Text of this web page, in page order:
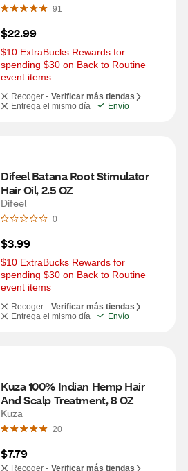
91
$22.99
$10 ExtraBucks Rewards for
spending $30 on Back to Routine
event items
Recoger - Verificar más tiendas
Entrega el mismo día
Envío
Difeel Batana Root Stimulator
Hair Oil, 2.5 OZ
Difeel
0
$3.99
$10 ExtraBucks Rewards for
spending $30 on Back to Routine
event items
Recoger - Verificar más tiendas
Entrega el mismo día
Envío
Kuza 100% Indian Hemp Hair
And Scalp Treatment, 8 OZ
Kuza
20
$7.79
Recoger - Verificar más tiendas